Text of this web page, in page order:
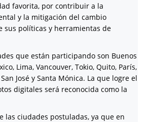
favorita, por contribuir a la
y la mitigación del cambio
sus políticas y herramientas de
que están participando son Buenos
Lima, Vancouver, Tokio, Quito, París,
José y Santa Mónica. La que logre el
digitales será reconocida como la
las ciudades postuladas, ya que en